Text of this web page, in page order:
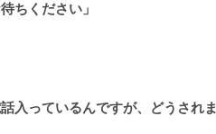
ちください」
入っているんですが、どうされま